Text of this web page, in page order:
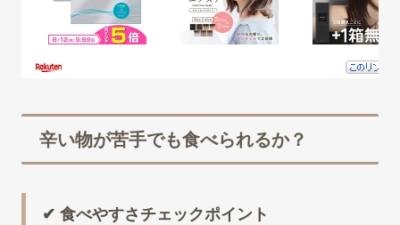
辛い物が苦手でも食べられるか？
✔ 食べやすさチェックポイント